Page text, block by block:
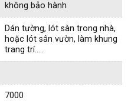
không bảo hành
Dán tường, lót sàn trong nhà,
hoặc lót sân vườn, làm khung
trang trí…..
7000